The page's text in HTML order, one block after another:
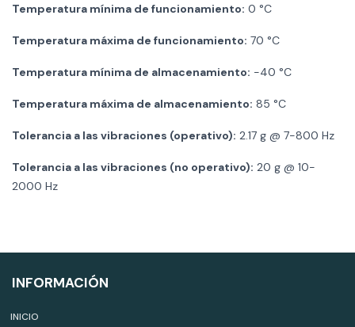
Temperatura mínima de funcionamiento: 0 °C
Temperatura máxima de funcionamiento: 70 °C
Temperatura mínima de almacenamiento: -40 °C
Temperatura máxima de almacenamiento: 85 °C
Tolerancia a las vibraciones (operativo): 2.17 g @ 7-800 Hz
Tolerancia a las vibraciones (no operativo): 20 g @ 10-
2000 Hz
INFORMACIÓN
INICIO